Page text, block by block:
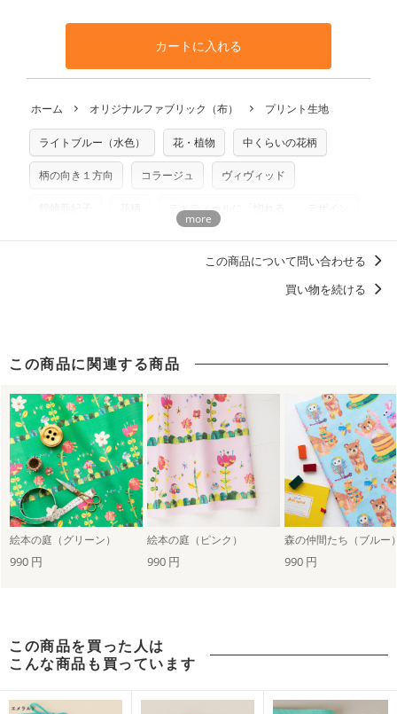
※カットを希望の方は備考欄に「50cmずつカット希望」など
ご記載ください（50cm単位でのカットのみ）
プリント布の仕様についてもっと詳しく見る
生地見本サンプル（無料）を購入する
となります。
※万が一、検品時に不備が見つかった場合は、4～5営業日後
※土日祝は営業日に含まれません。
※配送日のご指定は承れません。出来上がり次第、順次発送
や用尺をお間違えのないようお願いします。思っていた色味
と違う、などの理由での返品は承れません。予めご了承くだ
利用いただけます。「nunocoto fabric使用」といった記載
も不要です。（製品化した際に起こる全ての問題、クレーム
いませんのでご了承ください）
※有料型紙（ホームソーイング型紙シリーズ）および柄がえ
らべるキットに付属された型紙は商用利用できませんのでご
注意ください。型紙自体の転用・販売および型紙を使用して
商用利用についての詳細はこちら
カートに入れる
ホーム オリジナルファブリック（布） プリント生地
ライトブルー（水色） 花・植物 中くらいの花柄
柄の向き１方向 コラージュ ヴィヴィッド
ディティールに「惚れる。」デザイン
この商品について問い合わせる
買い物を続ける
この商品に関連する商品
絵本の庭（グリーン） 絵本の庭（ピンク） 森の仲間たち（ブルー
990 円 990 円 990 円
この商品を買った人は
こんな商品も買っています